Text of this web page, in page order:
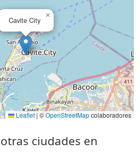
Cavite City
×
Leaflet |©OpenStreetMapcolaboradores
ciudades en